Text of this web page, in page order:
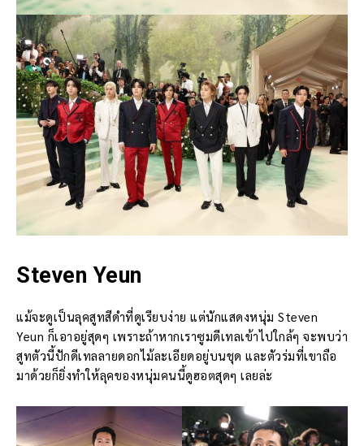
Steven Yeun
แม้จะดูเป็นลุคสูทสีดำที่ดูเรียบง่าย แต่นักแสดงหนุ่ม Steven
Yeun ก็เอาอยู่สุดๆ เพราะถ้าหากเราซูมดีเทลเข้าไปใกล้ๆ จะพบว่า
สูทตัวนี้ปักดีเทลลายดอกไม้ละเอียดอยู่บนชุด และตัวร่มที่เขาถือ
มาด้วยก็ยิ่งทำให้ลุคของหนุ่มคนนี้ดูฮอตสุดๆ เลยล่ะ